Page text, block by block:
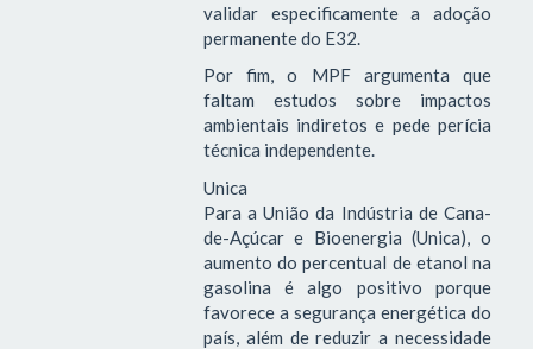
validar especificamente a adoção
permanente do E32.
Por fim, o MPF argumenta que
faltam estudos sobre impactos
ambientais indiretos e pede perícia
técnica independente.
Unica
Para a União da Indústria de Cana-
de-Açúcar e Bioenergia (Unica), o
aumento do percentual de etanol na
gasolina é algo positivo porque
favorece a segurança energética do
país, além de reduzir a necessidade